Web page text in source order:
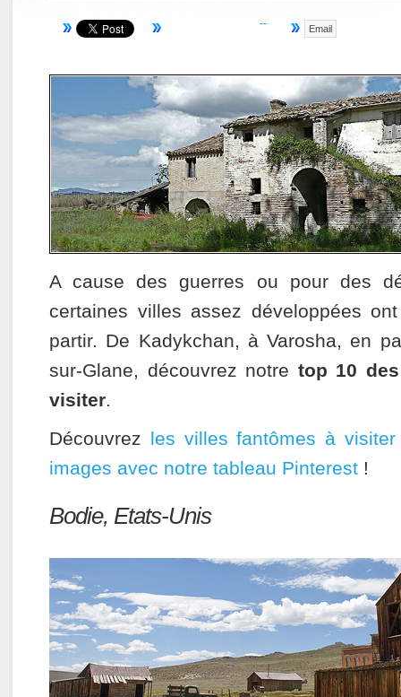
Email
A cause des guerres ou pour des
certaines villes assez développées
partir. De Kadykchan, à Varosha, en
sur-Glane, découvrez notre top 10
visiter.
Découvrez les villes fantômes à
images avec notre tableau Pinterest !
Bodie, Etats-Unis